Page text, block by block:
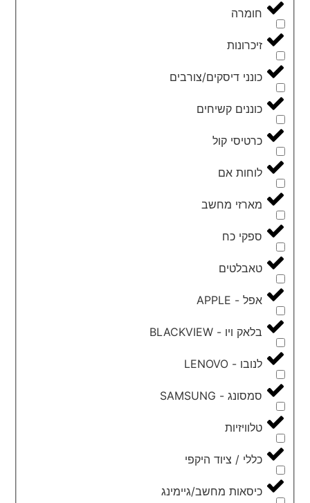
חומרה
זיכרונות
כונני דיסקים/צורבים
כוננים קשיחים
כרטיסי קול
לוחות אם
מארזי מחשב
ספקי כח
טאבלטים
אפל - APPLE
בלאק ויו - BLACKVIEW
לנובו - LENOVO
סמסונג - SAMSUNG
טלוויזיות
כללי / ציוד היקפי
כיסאות מחשב/גיימינג